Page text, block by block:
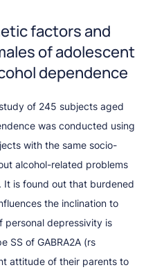
factors and
of adolescent
dependence
of 245 subjects aged
was conducted using
with the same socio-
alcohol-related problems
It is found out that burdened
the inclination to
personal depressivity is
SS of GABRA2A (rs
attitude of their parents to